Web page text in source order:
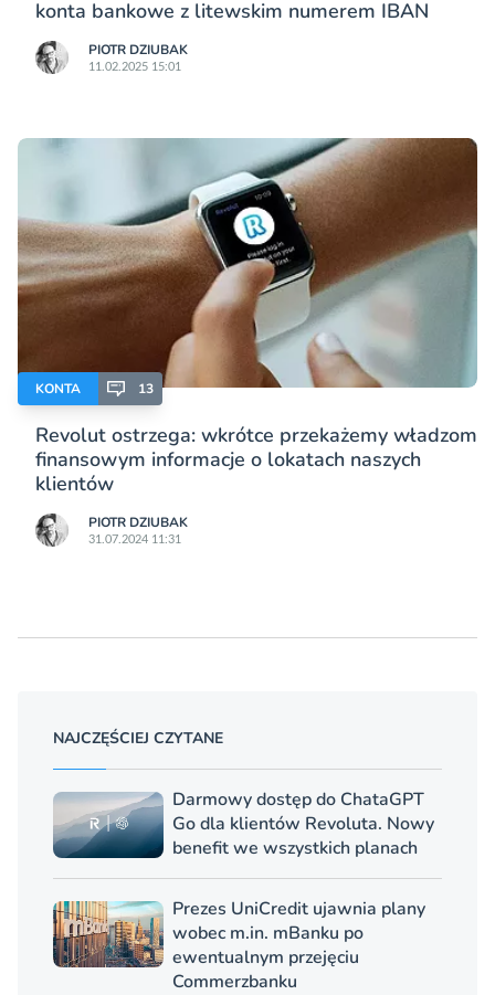
konta bankowe z litewskim numerem IBAN
PIOTR DZIUBAK
11.02.2025 15:01
KONTA 13
Revolut ostrzega: wkrótce przekażemy władzom
finansowym informacje o lokatach naszych
klientów
PIOTR DZIUBAK
31.07.2024 11:31
NAJCZĘŚCIEJ CZYTANE
Darmowy dostęp do ChataGPT
Go dla klientów Revoluta. Nowy
benefit we wszystkich planach
Prezes UniCredit ujawnia plany
wobec m.in. mBanku po
ewentualnym przejęciu
Commerzbanku